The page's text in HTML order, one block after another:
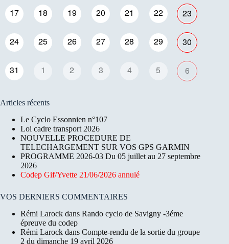
17 18 19 20 21 22 23
24 25 26 27 28 29 30
31 1 2 3 4 5 6
Articles récents
Le Cyclo Essonnien n°107
Loi cadre transport 2026
NOUVELLE PROCEDURE DE
TELECHARGEMENT SUR VOS GPS GARMIN
PROGRAMME 2026-03 Du 05 juillet au 27 septembre
2026
Codep Gif/Yvette 21/06/2026 annulé
VOS DERNIERS COMMENTAIRES
Rémi Larock dans Rando cyclo de Savigny -3éme
épreuve du codep
Rémi Larock dans Compte-rendu de la sortie du groupe
2 du dimanche 19 avril 2026